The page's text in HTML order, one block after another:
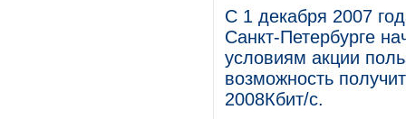
С 1 декабря 2007
Санкт-Петербурге
условиям акции
возможность
2008Кбит/с.